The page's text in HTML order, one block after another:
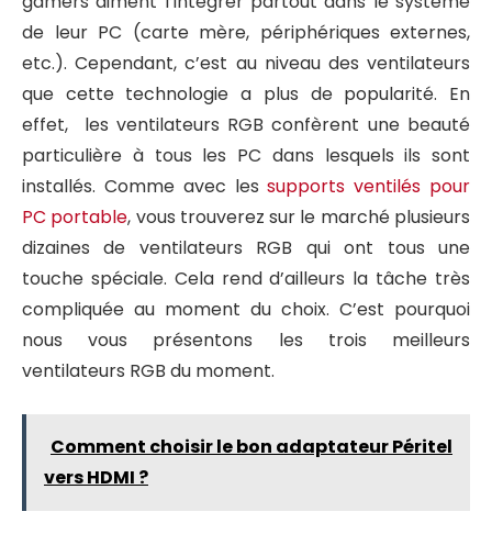
de leur PC (carte mère, périphériques externes,
etc.). Cependant, c’est au niveau des ventilateurs
que cette technologie a plus de popularité. En
effet, les ventilateurs RGB confèrent une beauté
particulière à tous les PC dans lesquels ils sont
installés. Comme avec lessupports ventilés pour
PC portable, vous trouverez sur le marché plusieurs
dizaines de ventilateurs RGB qui ont tous une
touche spéciale. Cela rend d’ailleurs la tâche très
compliquée au moment du choix. C’est pourquoi
nous vous présentons les trois meilleurs
ventilateurs RGB du moment.
Comment choisir le bon adaptateur Péritel
vers HDMI ?